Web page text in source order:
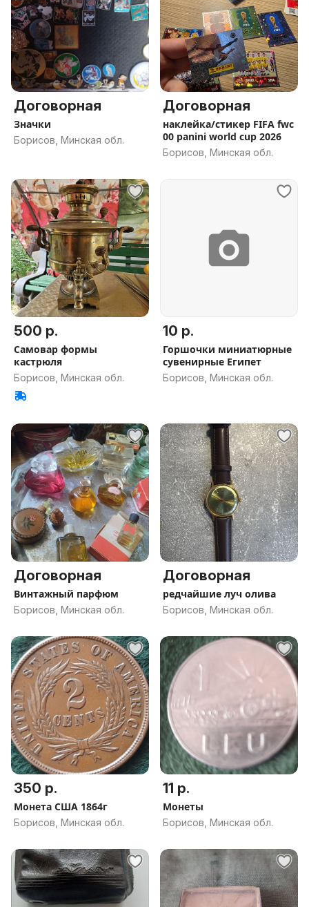
Договорная
Значки
Борисов, Минская обл.
Договорная
наклейка/стикер FIFA fwc
00 panini world cup 2026
Борисов, Минская обл.
500 р.
Самовар формы
кастрюля
Борисов, Минская обл.
10 р.
Горшочки миниатюрные
сувенирные Египет
Борисов, Минская обл.
Договорная
Винтажный парфюм
Борисов, Минская обл.
Договорная
редчайшие луч олива
Борисов, Минская обл.
350 р.
Монета США 1864г
Борисов, Минская обл.
11 р.
Монеты
Борисов, Минская обл.